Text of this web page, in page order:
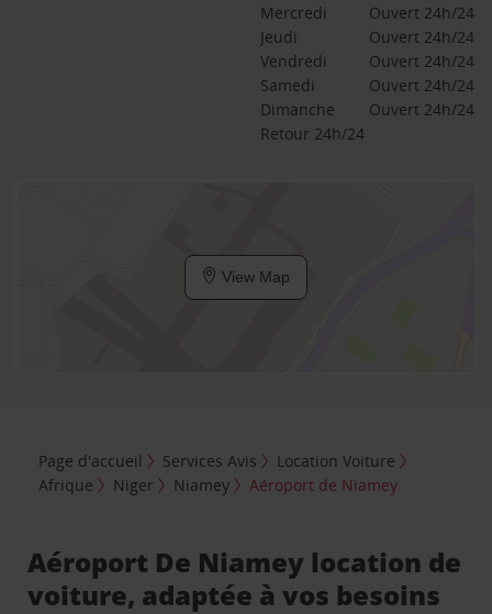
Mercredi
Ouvert 24h/24
Jeudi
Ouvert 24h/24
Vendredi
Ouvert 24h/24
Samedi
Ouvert 24h/24
Dimanche
Ouvert 24h/24
Retour 24h/24
View Map
Page d'accueil Services Avis
Location Voiture
Afrique
Niger Niamey Aéroport de Niamey
Aéroport De Niamey location de
voiture, adaptée à vos besoins